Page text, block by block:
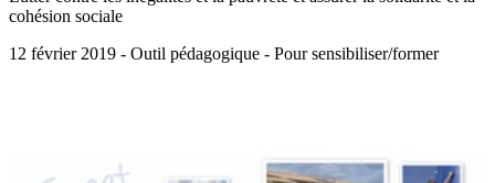
cohésion sociale
12 février 2019 - Outil pédagogique - Pour sensibiliser/former